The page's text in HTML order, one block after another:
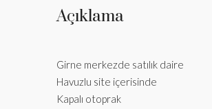
Açıklama
Girne merkezde satılık daire
Havuzlu site içerisinde
Kapalı otoprak